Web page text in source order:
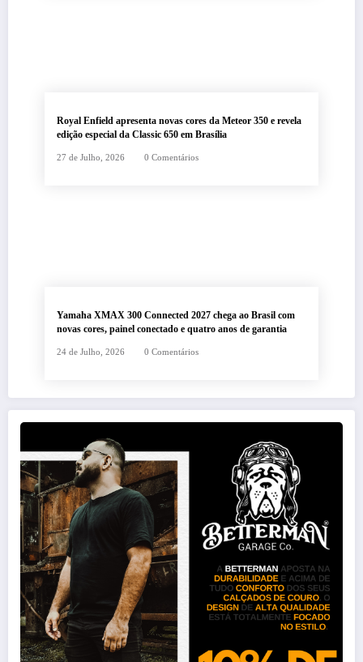
Royal Enfield apresenta novas cores da Meteor 350 e revela
edição especial da Classic 650 em Brasília
27 de Julho, 2026 0 Comentários
Yamaha XMAX 300 Connected 2027 chega ao Brasil com
novas cores, painel conectado e quatro anos de garantia
24 de Julho, 2026 0 Comentários